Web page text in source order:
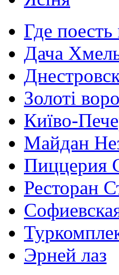
Где
Дача
Золоті
Київо-
Майдан
Пиццерия
Ресторан
Эрней лаз